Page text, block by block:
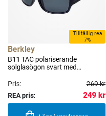
Tillfällig rea
7%
Berkley
B11 TAC polariserande
solglasögon svart med
Pris:
269 kr
REA pris:
249 kr